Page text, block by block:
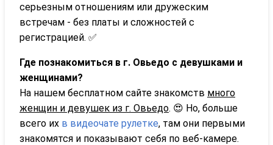
серьезным отношениям или дружеским
встречам - без платы и сложностей с
регистрацией. ✅
Где познакомиться в г. Овьедо с девушками и
женщинами?
На нашем бесплатном сайте знакомств много
женщин и девушек из г. Овьедо. 😍 Но, больше
всего их в видеочате рулетке, там они первыми
знакомятся и показывают себя по веб-камере.